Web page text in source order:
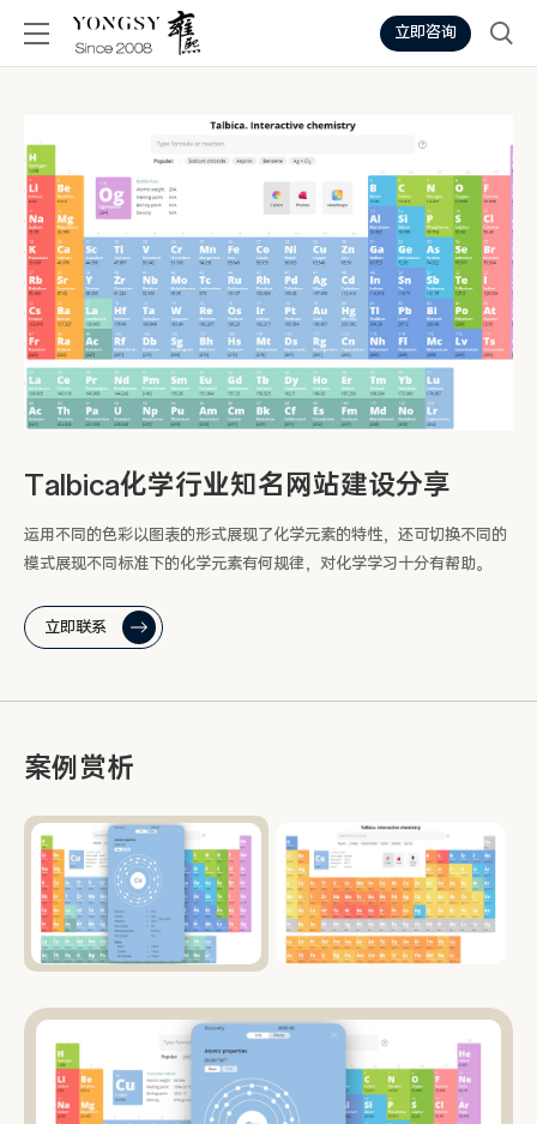
立即咨询
Talbica化学行业知名网站建设分享
运用不同的色彩以图表的形式展现了化学元素的特性，还可切换不同的
模式展现不同标准下的化学元素有何规律，对化学学习十分有帮助。
立即联系
案例赏析